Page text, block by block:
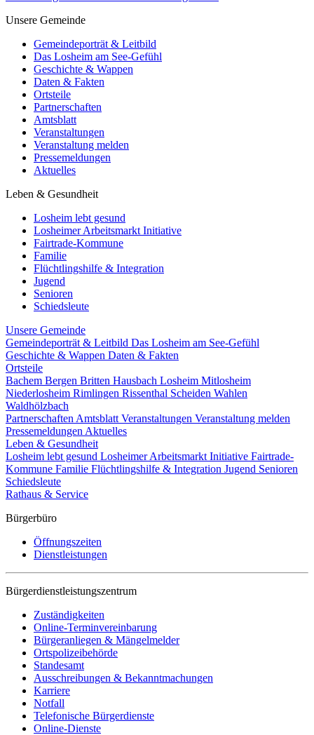
Unsere Gemeinde
Gemeindeporträt & Leitbild
Das Losheim am See-Gefühl
Geschichte & Wappen
Daten & Fakten
Ortsteile
Partnerschaften
Amtsblatt
Veranstaltungen
Veranstaltung melden
Pressemeldungen
Aktuelles
Leben & Gesundheit
Losheim lebt gesund
Losheimer Arbeitsmarkt Initiative
Fairtrade-Kommune
Familie
Flüchtlingshilfe & Integration
Jugend
Senioren
Schiedsleute
Unsere Gemeinde
Gemeindeporträt & Leitbild Das Losheim am See-Gefühl
Geschichte & Wappen Daten & Fakten
Ortsteile
Bachem Bergen Britten Hausbach Losheim Mitlosheim
Niederlosheim Rimlingen Rissenthal Scheiden Wahlen
Waldhölzbach
Partnerschaften Amtsblatt Veranstaltungen Veranstaltung melden
Pressemeldungen Aktuelles
Leben & Gesundheit
Losheim lebt gesund Losheimer Arbeitsmarkt Initiative Fairtrade-
Kommune Familie Flüchtlingshilfe & Integration Jugend Senioren
Schiedsleute
Rathaus & Service
Bürgerbüro
Öffnungszeiten
Dienstleistungen
Bürgerdienstleistungszentrum
Zuständigkeiten
Online-Terminvereinbarung
Bürgeranliegen & Mängelmelder
Ortspolizeibehörde
Standesamt
Ausschreibungen & Bekanntmachungen
Karriere
Notfall
Telefonische Bürgerdienste
Online-Dienste